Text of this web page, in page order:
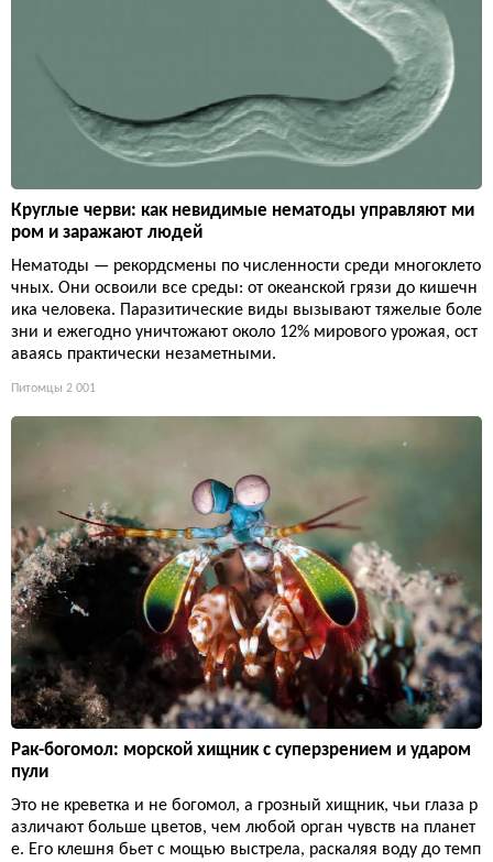
Круглые черви: как невидимые нематоды управляют ми
ром и заражают людей
Нематоды — рекордсмены по численности среди многоклето
чных. Они освоили все среды: от океанской грязи до кишечн
ика человека. Паразитические виды вызывают тяжелые боле
зни и ежегодно уничтожают около 12% мирового урожая, ост
аваясь практически незаметными.
Питомцы 2 001
Рак-богомол: морской хищник с суперзрением и ударом
пули
Это не креветка и не богомол, а грозный хищник, чьи глаза р
азличают больше цветов, чем любой орган чувств на планет
е. Его клешня бьет с мощью выстрела, раскаляя воду до темп